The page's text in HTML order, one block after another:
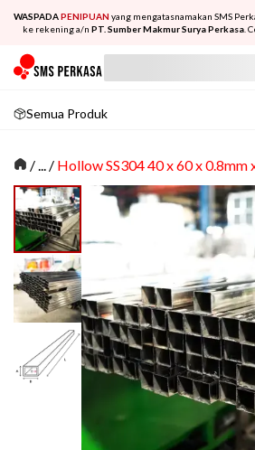
WASPADAPENIPUAN yang mengatasnamakan SMS
ke rekening a/n PT. Sumber Makmur Surya Perkasa .
Semua Produk
/... / Hollow SS304 40 x 60 x